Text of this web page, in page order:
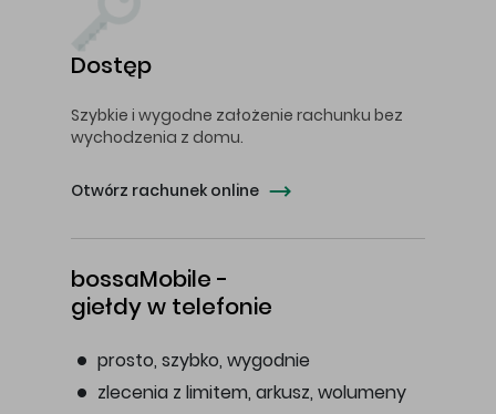
Dostęp
Szybkie i wygodne założenie rachunku bez
wychodzenia z domu.
Otwórz rachunek online
bossaMobile -
giełdy w telefonie
prosto, szybko, wygodnie
zlecenia z limitem, arkusz, wolumeny